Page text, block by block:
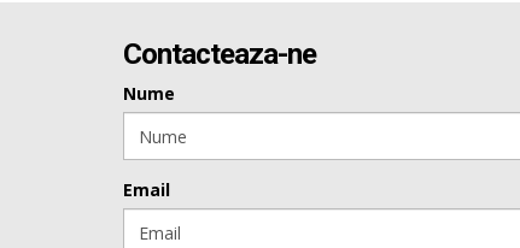
Contacteaza-ne
Nume
Email